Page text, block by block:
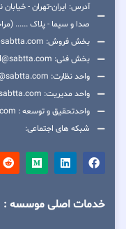
آدرس: ایران-تهران -
صدا و سیما - پلاک ......
بخش فروش: service@sabtta.com
بخش فنی: technical@sabtta.com
واحد نظارت: complaints@sabtta.com
واحد مدیریت: manager@sabtta.com
واحدتحقیق و توسعه : backend@sabtta.com
شبکه های اجتماعی:
خدمات اصلی موسسه :